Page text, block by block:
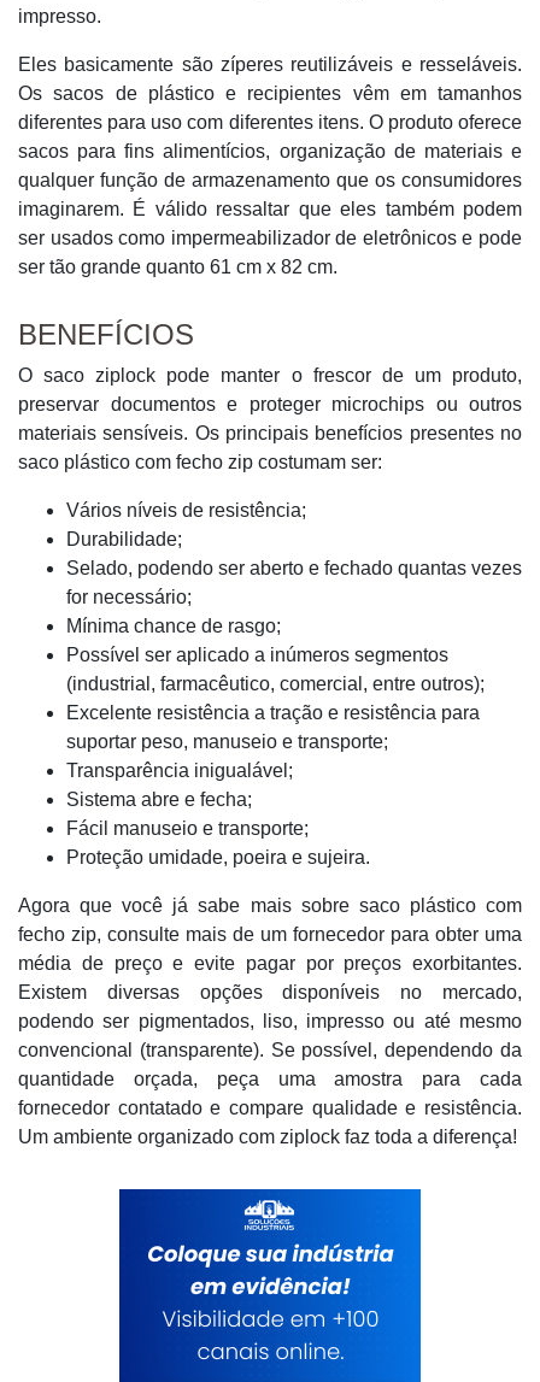
impresso.
Eles basicamente são zíperes reutilizáveis e resseláveis.
Os sacos de plástico e recipientes vêm em tamanhos
diferentes para uso com diferentes itens. O produto oferece
sacos para fins alimentícios, organização de materiais e
qualquer função de armazenamento que os consumidores
imaginarem. É válido ressaltar que eles também podem
ser usados como impermeabilizador de eletrônicos e pode
ser tão grande quanto 61 cm x 82 cm.
BENEFÍCIOS
O saco ziplock pode manter o frescor de um produto,
preservar documentos e proteger microchips ou outros
materiais sensíveis. Os principais benefícios presentes no
saco plástico com fecho zip costumam ser:
Vários níveis de resistência;
Durabilidade;
Selado, podendo ser aberto e fechado quantas vezes
for necessário;
Mínima chance de rasgo;
Possível ser aplicado a inúmeros segmentos
(industrial, farmacêutico, comercial, entre outros);
Excelente resistência a tração e resistência para
suportar peso, manuseio e transporte;
Transparência inigualável;
Sistema abre e fecha;
Fácil manuseio e transporte;
Proteção umidade, poeira e sujeira.
Agora que você já sabe mais sobre saco plástico com
fecho zip, consulte mais de um fornecedor para obter uma
média de preço e evite pagar por preços exorbitantes.
Existem diversas opções disponíveis no mercado,
podendo ser pigmentados, liso, impresso ou até mesmo
convencional (transparente). Se possível, dependendo da
quantidade orçada, peça uma amostra para cada
fornecedor contatado e compare qualidade e resistência.
Um ambiente organizado com ziplock faz toda a diferença!